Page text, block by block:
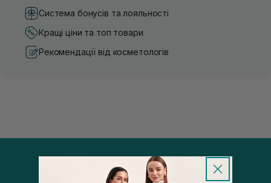
Система бонусів та лояльності
Кращі ціни та топ товари
Рекомендації від косметологів